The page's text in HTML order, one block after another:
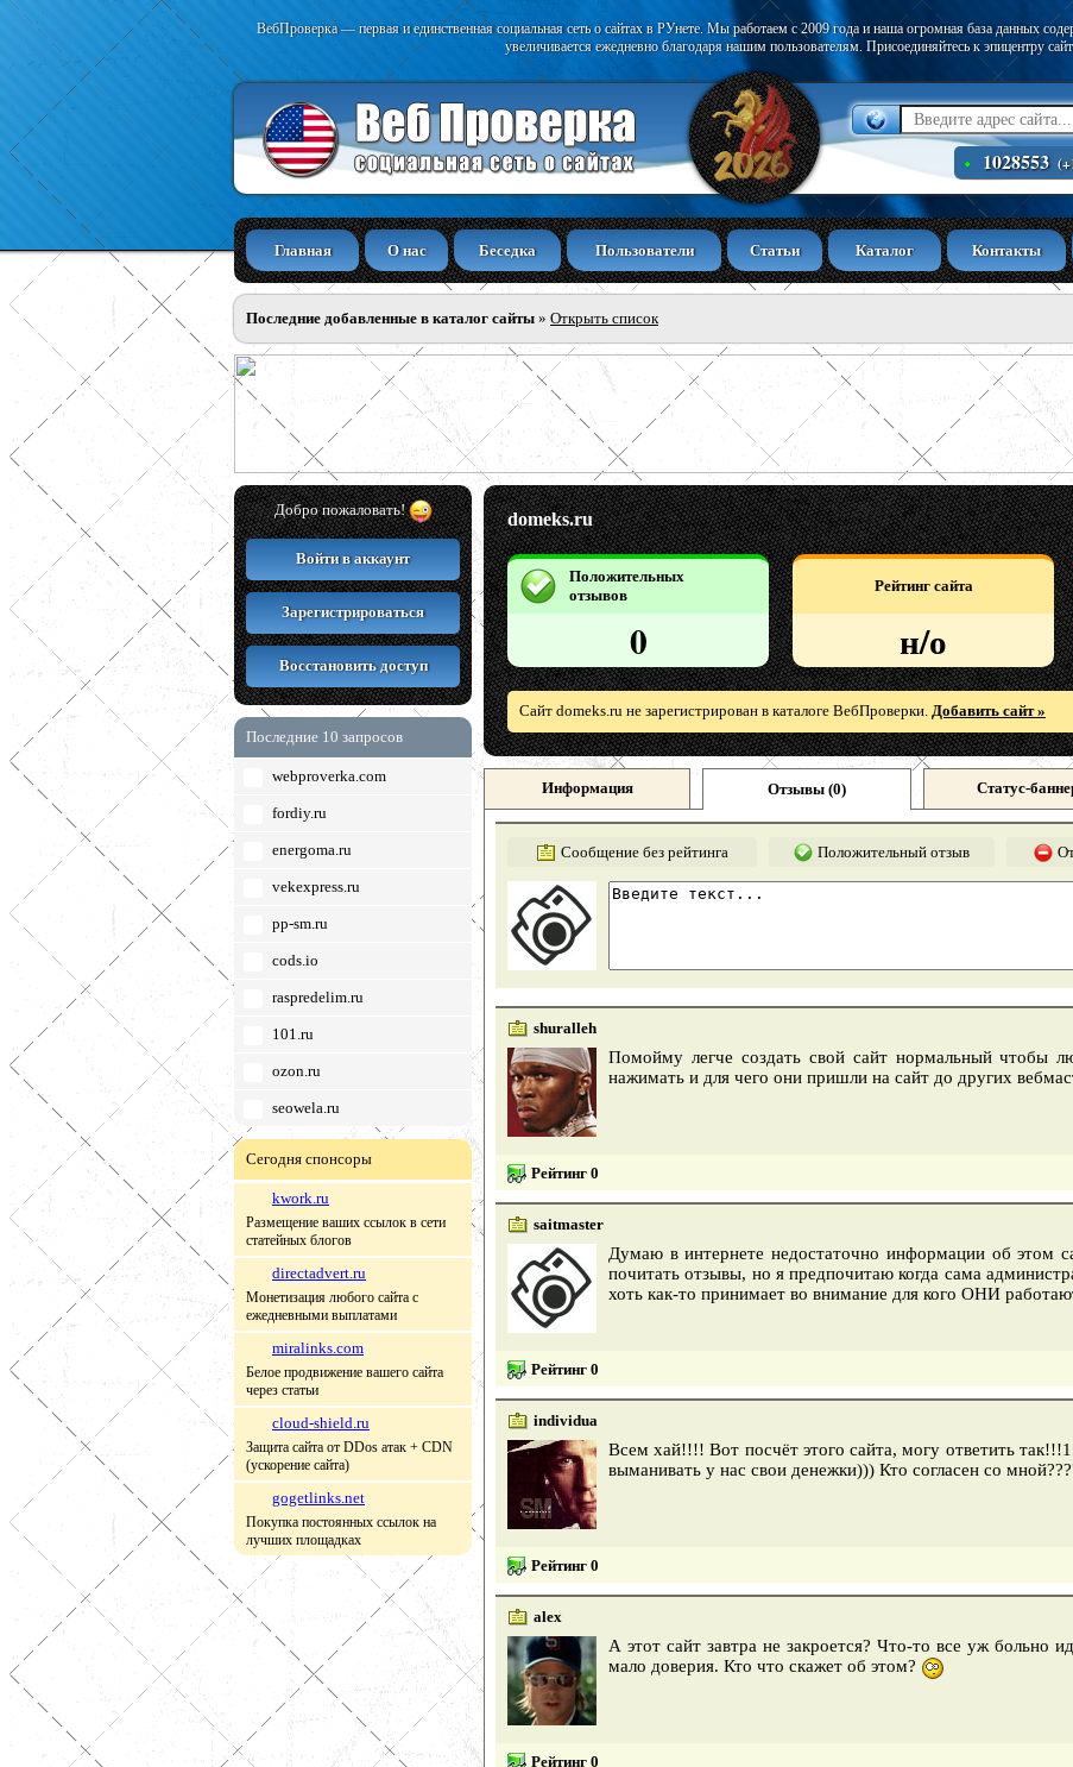
ВебПроверка — первая и единственная социальная сеть о сайтах в РУнете. Мы работаем с 2009 года и наша огромная база данных
увеличивается ежедневно благодаря нашим пользователям. Присоединяйтесь к эпицентру
1028553
Главная О нас Беседка Пользователи Статьи Каталог Контакты
Последние добавленные в каталог сайты » Открыть список
Добро пожаловать!
Войти в аккаунт
Зарегистрироваться
Восстановить доступ
Последние 10 запросов
webproverka.com
fordiy.ru
energoma.ru
vekexpress.ru
pp-sm.ru
cods.io
raspredelim.ru
101.ru
ozon.ru
seowela.ru
Сегодня спонсоры
kwork.ru
Размещение ваших ссылок в сети
статейных блогов
directadvert.ru
Монетизация любого сайта с
ежедневными выплатами
miralinks.com
Белое продвижение вашего сайта
через статьи
cloud-shield.ru
Защита сайта от DDos атак + CDN
(ускорение сайта)
gogetlinks.net
Покупка постоянных ссылок на
лучших площадках
domeks.ru
Положительных
отзывов
0
Рейтинг сайта
н/о
Сайт domeks.ru не зарегистрирован в каталоге ВебПроверки. Добавить сайт »
Информация Отзывы (0) Статус-
Сообщение без рейтинга Положительный отзыв
shuralleh
Помойму легче создать свой сайт нормальный чтобы
нажимать и для чего они пришли на сайт до других
Рейтинг 0
saitmaster
Думаю в интернете недостаточно информации об этом
почитать отзывы, но я предпочитаю когда сама
хоть как-то принимает во внимание для кого ОНИ
Рейтинг 0
individua
Всем хай!!!! Вот посчёт этого сайта, могу ответить
выманивать у нас свои денежки))) Кто согласен со
Рейтинг 0
alex
А этот сайт завтра не закроется? Что-то все уж больно
мало доверия. Кто что скажет об этом?
Рейтинг 0